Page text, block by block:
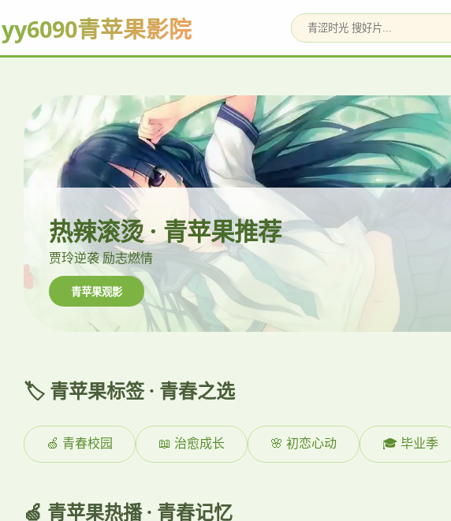
yy6090青苹果影院
热辣滚烫 · 青苹果推荐
贾玲逆袭 励志燃情
青苹果观影
🏷️ 青苹果标签 · 青春之选
🍏 青春校园 📖 治愈成长 🌸 初恋心动 🎓 毕业季
🍏 青苹果热播 · 青春记忆